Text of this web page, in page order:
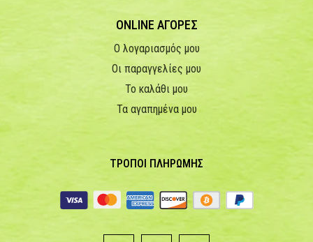
ONLINE ΑΓΟΡΕΣ
Ο λογαριασμός μου
Οι παραγγελίες μου
Το καλάθι μου
Τα αγαπημένα μου
ΤΡΟΠΟΙ ΠΛΗΡΩΜΗΣ